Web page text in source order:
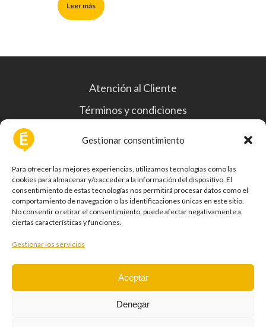
Gestionar consentimiento
Para ofrecer las mejores experiencias, utilizamos tecnologías como las
cookies para almacenar y/o acceder a la información del dispositivo. El
consentimiento de estas tecnologías nos permitirá procesar datos como el
comportamiento de navegación o las identificaciones únicas en este sitio.
No consentir o retirar el consentimiento, puede afectar negativamente a
ciertas características y funciones.
Gestionar los servicios
Aceptar
Denegar
Leer más
Atención al Cliente
Términos y condiciones
Te ayudamos a eliminar reseñas falsas o perjudiciales de
Pack Puntual
Pack Pro
Pack Reputación+